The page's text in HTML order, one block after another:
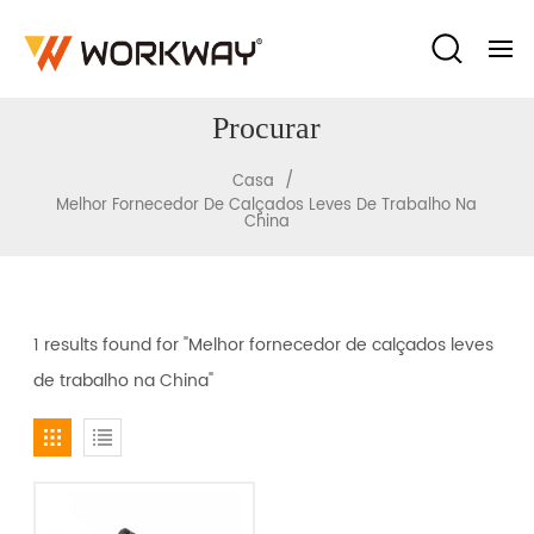
Procurar
Casa /
Melhor Fornecedor De Calçados Leves De Trabalho Na
China
1 results found for "Melhor fornecedor de calçados leves
de trabalho na China"